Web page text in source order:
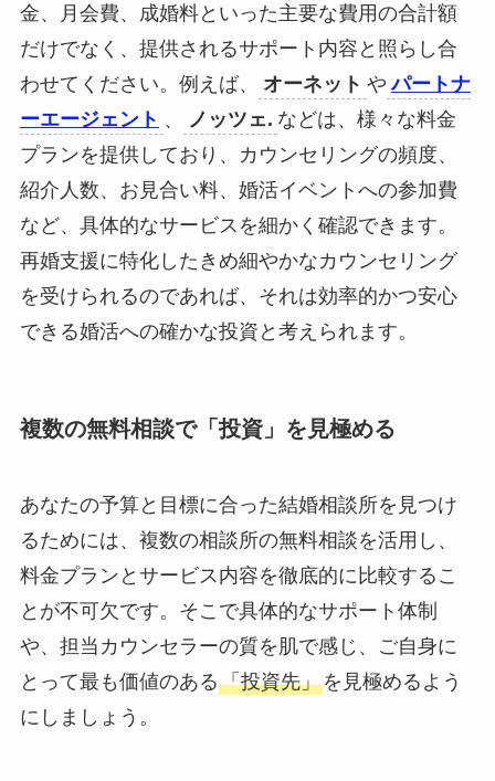
金、月会費、成婚料といった主要な費用の合計額
だけでなく、提供されるサポート内容と照らし合
わせてください。例えば、
オーネット や パートナ
ーエージェント 、 ノッツェ. などは、様々な料金
プランを提供しており、カウンセリングの頻度、
紹介人数、お見合い料、婚活イベントへの参加費
など、具体的なサービスを細かく確認できます。
再婚支援に特化したきめ細やかなカウンセリング
を受けられるのであれば、それは効率的かつ安心
できる婚活への確かな投資と考えられます。
複数の無料相談で「投資」を見極める
あなたの予算と目標に合った結婚相談所を見つけ
るためには、複数の相談所の無料相談を活用し、
料金プランとサービス内容を徹底的に比較するこ
とが不可欠です。そこで具体的なサポート体制
や、担当カウンセラーの質を肌で感じ、ご自身に
とって最も価値のある「投資先」を見極めるよう
にしましょう。